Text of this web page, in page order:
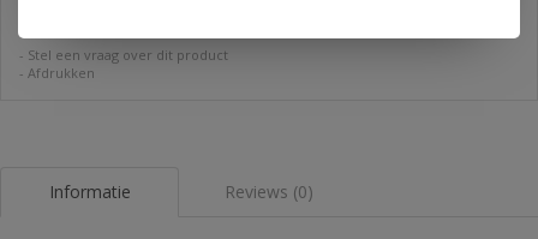
- Stel een vraag over dit product
- Afdrukken
Informatie Reviews (0)